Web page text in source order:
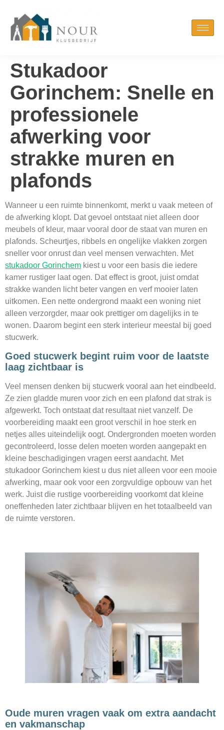
Stukadoor
Gorinchem: Snelle en
professionele
afwerking voor
strakke muren en
plafonds
Wanneer u een ruimte binnenkomt, merkt u vaak meteen of
de afwerking klopt. Dat gevoel ontstaat niet alleen door
meubels of kleur, maar vooral door de staat van muren en
plafonds. Scheurtjes, ribbels en ongelijke vlakken zorgen
sneller voor onrust dan veel mensen verwachten. Met
stukadoor Gorinchem kiest u voor een basis die iedere
kamer rustiger laat ogen. Dat effect is groot, juist omdat
strakke wanden licht beter vangen en verf mooier laten
uitkomen. Een nette ondergrond maakt een woning niet
alleen verzorgder, maar ook prettiger om dagelijks in te
wonen. Daarom begint een sterk interieur meestal bij goed
stucwerk.
Goed stucwerk begint ruim voor de laatste
laag zichtbaar is
Veel mensen denken bij stucwerk vooral aan het eindbeeld.
Ze zien gladde muren voor zich en een plafond dat strak is
afgewerkt. Toch ontstaat dat resultaat niet vanzelf. De
voorbereiding maakt een groot verschil in hoe sterk en
netjes alles uiteindelijk oogt. Ondergronden moeten worden
gecontroleerd, losse delen moeten worden aangepakt en
kleine beschadigingen vragen eerst aandacht. Met
stukadoor Gorinchem kiest u dus niet alleen voor een mooie
afwerking, maar ook voor een zorgvuldige opbouw van het
werk. Juist die rustige voorbereiding voorkomt dat kleine
oneffenheden later zichtbaar blijven en het totaalbeeld van
de ruimte verstoren.
Oude muren vragen vaak om extra aandacht
en vakmanschap